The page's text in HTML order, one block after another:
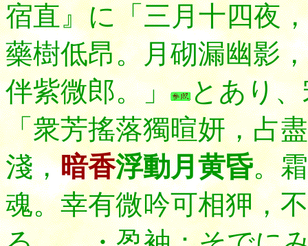
宿直』に「三月十四夜
藥樹低昂。月砌漏幽影，
伴紫微郎。」
とあり
「衆芳搖落獨暄妍，占
淺，暗香浮動月黄昏。
魂。幸有微吟可相狎，